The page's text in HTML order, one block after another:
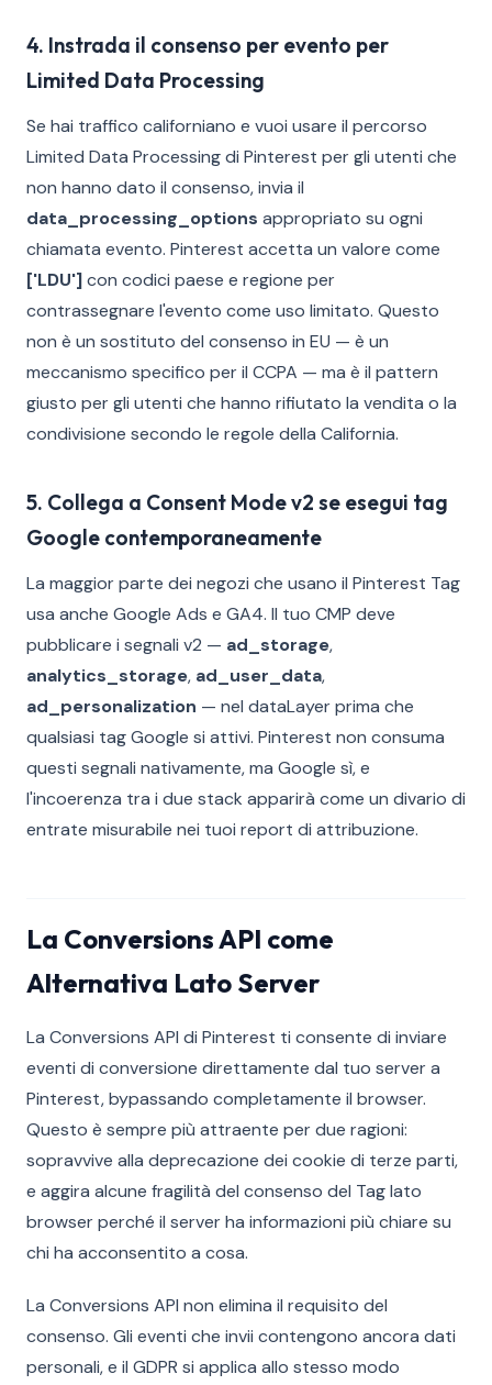
4. Instrada il consenso per evento per
Limited Data Processing
Se hai traffico californiano e vuoi usare il percorso
Limited Data Processing di Pinterest per gli utenti che
non hanno dato il consenso, invia il
data_processing_options appropriato su ogni
chiamata evento. Pinterest accetta un valore come
['LDU']con codici paese e regione per
contrassegnare l'evento come uso limitato. Questo
non è un sostituto del consenso in EU — è un
meccanismo specifico per il CCPA — ma è il pattern
giusto per gli utenti che hanno rifiutato la vendita o la
condivisione secondo le regole della California.
5. Collega a Consent Mode v2 se esegui tag
Google contemporaneamente
La maggior parte dei negozi che usano il Pinterest Tag
usa anche Google Ads e GA4. Il tuo CMP deve
pubblicare i segnali v2 — ad_storage,
analytics_storage, ad_user_data,
ad_personalization — nel dataLayer prima che
qualsiasi tag Google si attivi. Pinterest non consuma
questi segnali nativamente, ma Google sì, e
l'incoerenza tra i due stack apparirà come un divario di
entrate misurabile nei tuoi report di attribuzione.
La Conversions API come
Alternativa Lato Server
La Conversions API di Pinterest ti consente di inviare
eventi di conversione direttamente dal tuo server a
Pinterest, bypassando completamente il browser.
Questo è sempre più attraente per due ragioni:
sopravvive alla deprecazione dei cookie di terze parti,
e aggira alcune fragilità del consenso del Tag lato
browser perché il server ha informazioni più chiare su
chi ha acconsentito a cosa.
La Conversions API non elimina il requisito del
consenso. Gli eventi che invii contengono ancora dati
personali, e il GDPR si applica allo stesso modo